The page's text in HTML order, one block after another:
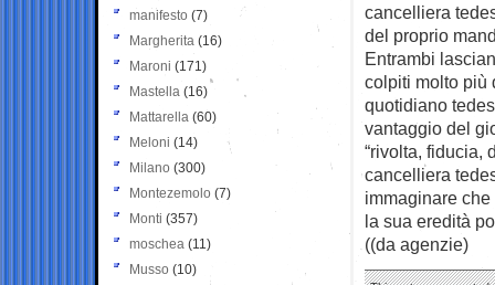
cancelliera
del proprio
Entrambi
colpiti molto più
quotidiano
vantaggio del
“rivolta, fiducia,
cancelliera
immaginare
la sua eredità
((da agenzie)
manifesto (7)
Margherita (16)
Maroni (171)
Mastella (16)
Mattarella (60)
Meloni (14)
Milano (300)
Montezemolo (7)
Monti (357)
moschea (11)
Musso (10)